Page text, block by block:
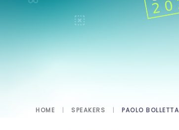
HOME SPEAKERS PAOLO BOLLETTA